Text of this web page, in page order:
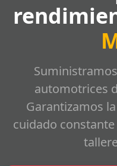
automotrices
Garantizamos
cuidado